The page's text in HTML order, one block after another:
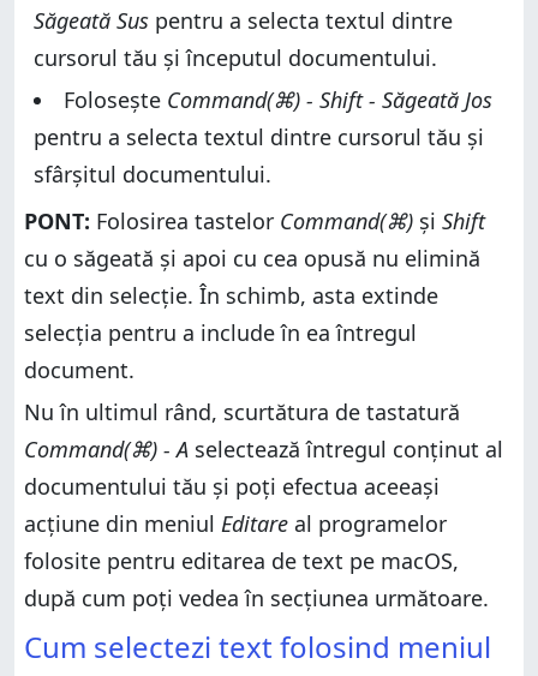
Săgeată Sus pentru a selecta textul dintre
cursorul tău și începutul documentului.
Folosește Command(⌘) - Shift - Săgeată Jos
pentru a selecta textul dintre cursorul tău și
sfârșitul documentului.
PONT: Folosirea tastelor Command(⌘) și Shift
cu o săgeată și apoi cu cea opusă nu elimină
text din selecție. În schimb, asta extinde
selecția pentru a include în ea întregul
document.
Nu în ultimul rând, scurtătura de tastatură
Command(⌘) - A selectează întregul conținut al
documentului tău și poți efectua aceeași
acțiune din meniul Editare al programelor
folosite pentru editarea de text pe macOS,
după cum poți vedea în secțiunea următoare.
Cum selectezi text folosind meniul